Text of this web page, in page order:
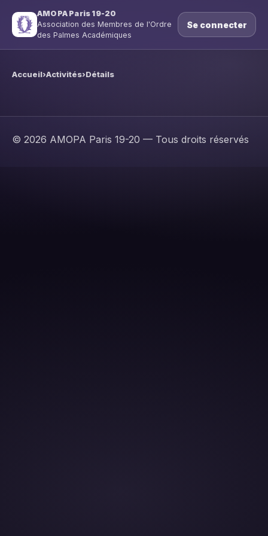
AMOPA Paris 19-20
Association des Membres de l'Ordre
des Palmes Académiques
Se connecter
Accueil›Activités›Détails
© 2026 AMOPA Paris 19-20 — Tous droits réservés